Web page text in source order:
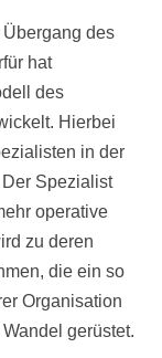
des
hat
des
Hierbei
in der
Spezialist
operative
zu deren
die ein so
Organisation
gerüstet.